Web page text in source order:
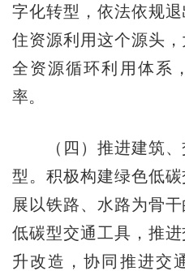
字化转型，依法依规
住资源利用这个源头
全资源循环利用体系
率。
（四）推进建筑、
型。积极构建绿色低
展以铁路、水路为骨
低碳型交通工具，推
升改造，协同推进交